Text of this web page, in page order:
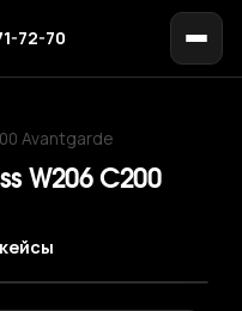
72-70
Avantgarde
W206 C200
›